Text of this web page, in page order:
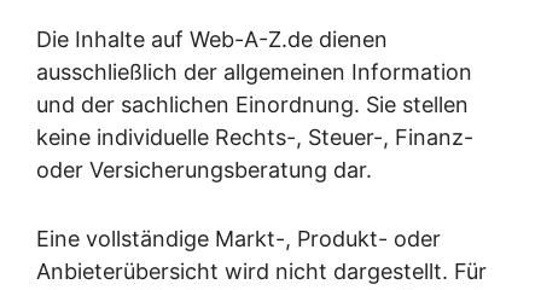
Die Inhalte auf Web-A-Z.de dienen
ausschließlich der allgemeinen Information
und der sachlichen Einordnung. Sie stellen
keine individuelle Rechts-, Steuer-, Finanz-
oder Versicherungsberatung dar.
Eine vollständige Markt-, Produkt- oder
Anbieterübersicht wird nicht dargestellt. Für